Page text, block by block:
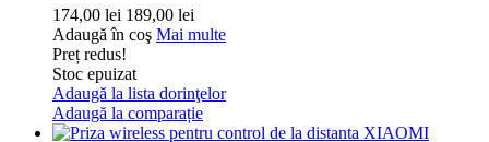
174,00 lei 189,00 lei
Adaugă în coş Mai multe
Preț redus!
Stoc epuizat
Adaugă la lista dorinţelor
Adaugă la comparație